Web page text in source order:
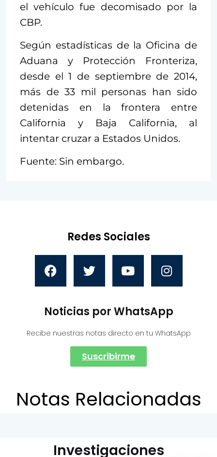
el vehículo fue decomisado por la
CBP.
Según estadísticas de la Oficina de
Aduana y Protección Fronteriza,
desde el 1 de septiembre de 2014,
más de 33 mil personas han sido
detenidas en la frontera entre
California y Baja California, al
intentar cruzar a Estados Unidos.
Fuente: Sin embargo.
Redes Sociales
Noticias por WhatsApp
Recibe nuestras notas directo en tu WhatsApp
Suscribirme
Notas Relacionadas
Investigaciones